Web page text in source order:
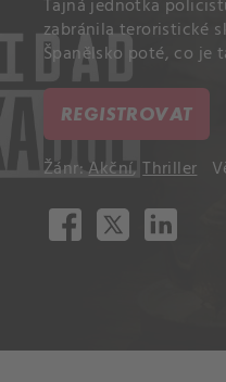
Tajná jednotka
zabránila teroristické
Španělsko poté, co je
REGISTROVAT
Žánr:Akční,Thriller